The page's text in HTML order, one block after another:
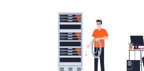
Administrare Server